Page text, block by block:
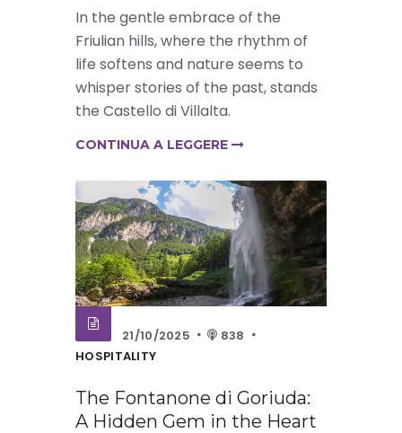
In the gentle embrace of the
Friulian hills, where the rhythm of
life softens and nature seems to
whisper stories of the past, stands
the Castello di Villalta.
CONTINUA A LEGGERE
21/10/2025
838
HOSPITALITY
The Fontanone di Goriuda:
A Hidden Gem in the Heart